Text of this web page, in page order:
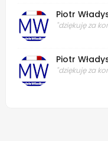
Piotr
"dziękuję za
Piotr
"dziękuję za